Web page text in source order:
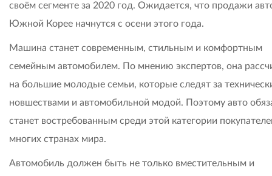
своём сегменте за 2020 год. Ожидается, что продажи
Южной Корее начнутся с осени этого года.
Машина станет современным, стильным и комфортным
семейным автомобилем. По мнению экспертов, она
на большие молодые семьи, которые следят за
новшествами и автомобильной модой. Поэтому авто
станет востребованным среди этой категории
многих странах мира.
Автомобиль должен быть не только вместительным и